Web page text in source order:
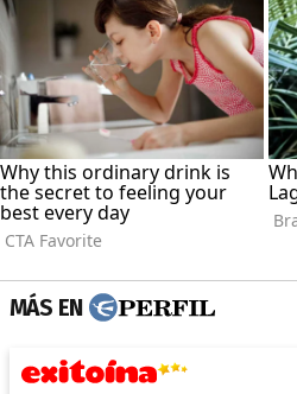
MÁS EN